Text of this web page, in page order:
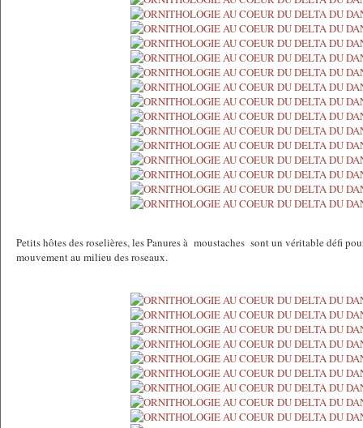
Petits hôtes des roselières, les Panures à moustaches sont un véritable défi
mouvement au milieu des roseaux.